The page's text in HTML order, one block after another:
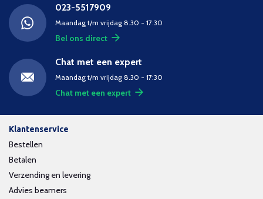
023-5517909
Maandag t/m vrijdag 8.30 - 17:30
Bel ons direct
Chat met een expert
Maandag t/m vrijdag 8.30 - 17:30
Chat met een expert
Klantenservice
Bestellen
Betalen
Verzending en levering
Advies beamers